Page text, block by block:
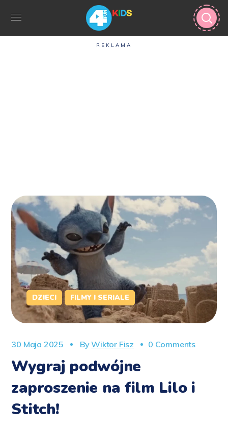
REKLAMA
DZIECI FILMY I SERIALE
30 Maja 2025 ByWiktor Fisz 0 Comments
Wygraj podwójne
zaproszenie na film Lilo i
Stitch!